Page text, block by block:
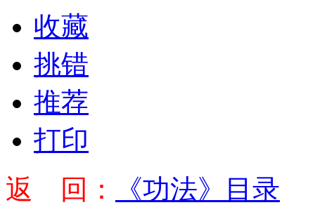
收藏
挑错
推荐
打印
返 回：
《功法》目录